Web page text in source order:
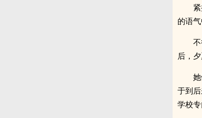
的语
后，
于到
学校